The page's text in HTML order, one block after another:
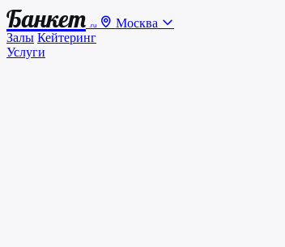
Банкет .ru
Москва
Залы Кейтеринг
Услуги